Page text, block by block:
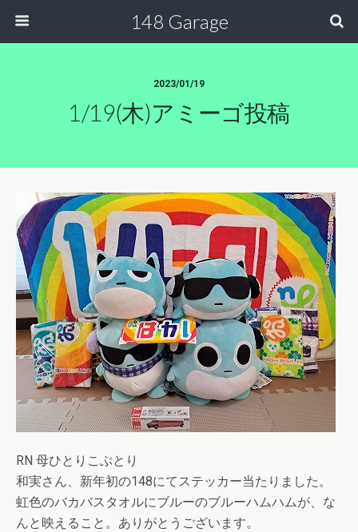
148 Garage
2023/01/19
1/19(木)アミーゴ投稿
RN 母ひとりこぶとり
和実さん、新年初の148にてステッカー当たりました。
虹色のバカバスタオルにブルーのブルーハムハムが、な
んと映えること。ありがとうございます。